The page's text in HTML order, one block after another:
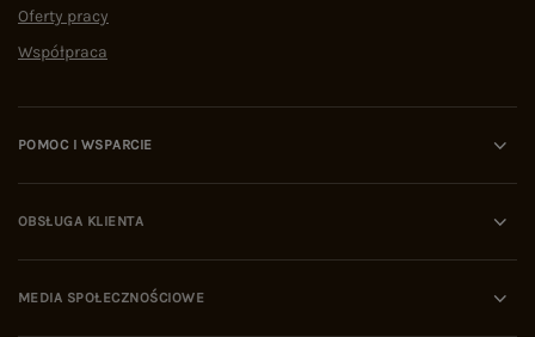
Oferty pracy
Współpraca
POMOC I WSPARCIE
OBSŁUGA KLIENTA
MEDIA SPOŁECZNOŚCIOWE